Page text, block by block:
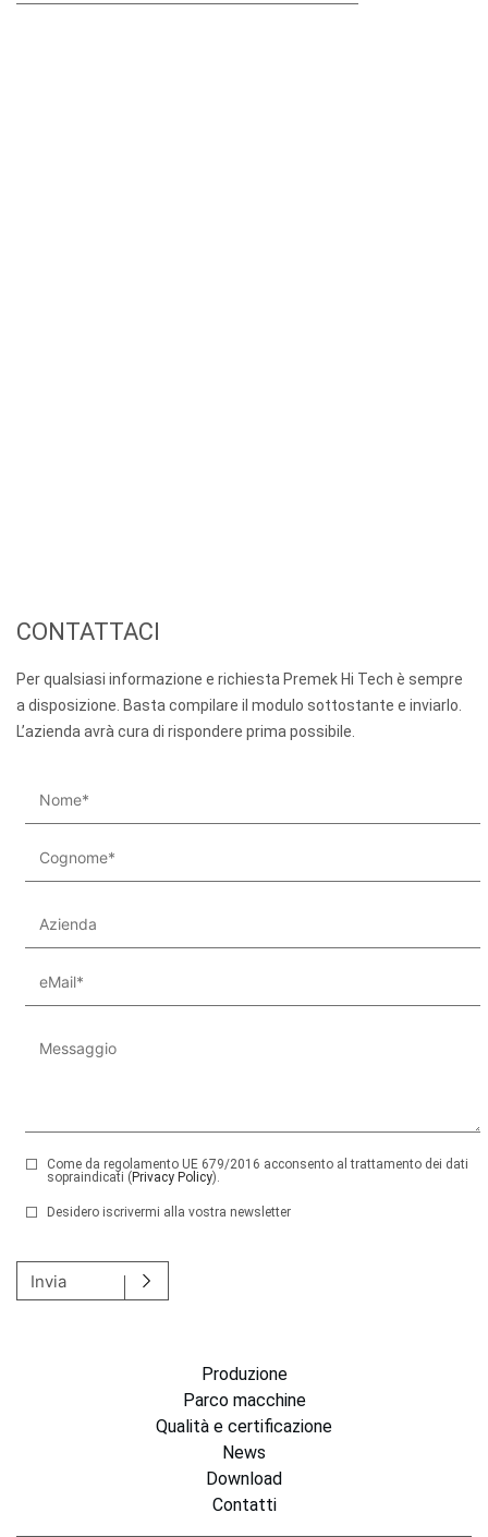
Produzione
Parco macchine
Qualità e certificazione
News
Download
Contatti
CONTATTACI
Per qualsiasi informazione e richiesta Premek Hi Tech è sempre
a disposizione. Basta compilare il modulo sottostante e inviarlo.
L’azienda avrà cura di rispondere prima possibile.
Come da regolamento UE 679/2016 acconsento al trattamento dei dati
sopraindicati ( Privacy Policy).
Desidero iscrivermi alla vostra newsletter
Invia